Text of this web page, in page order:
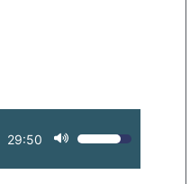
29:50
Use
Up/Down